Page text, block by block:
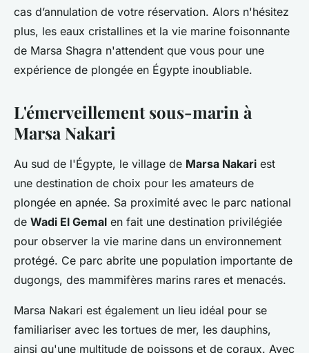
cas d’annulation de votre réservation. Alors n'hésitez
plus, les eaux cristallines et la vie marine foisonnante
de Marsa Shagra n'attendent que vous pour une
expérience de plongée en Égypte inoubliable.
L'émerveillement sous-marin à
Marsa Nakari
Au sud de l'Égypte, le village de Marsa Nakari est
une destination de choix pour les amateurs de
plongée en apnée. Sa proximité avec le parc national
de Wadi El Gemal en fait une destination privilégiée
pour observer la vie marine dans un environnement
protégé. Ce parc abrite une population importante de
dugongs, des mammifères marins rares et menacés.
Marsa Nakari est également un lieu idéal pour se
familiariser avec les tortues de mer, les dauphins,
ainsi qu'une multitude de poissons et de coraux. Avec